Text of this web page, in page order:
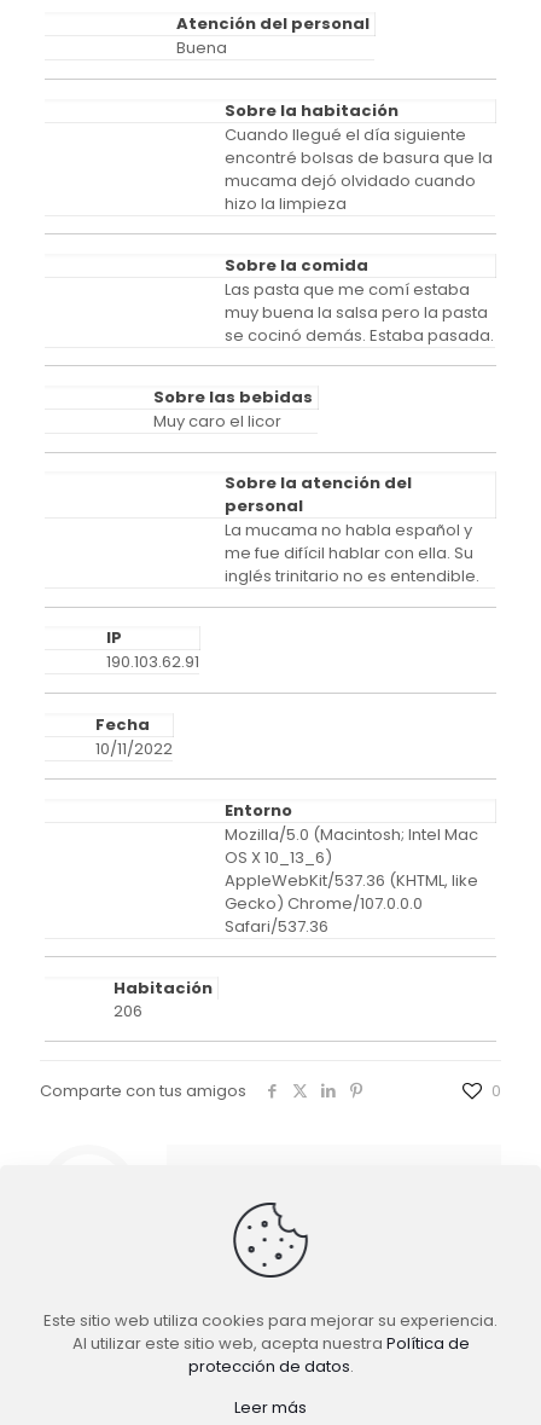
Atención del personal
Buena
Sobre la habitación
Cuando llegué el día siguiente
encontré bolsas de basura que la
mucama dejó olvidado cuando
hizo la limpieza
Sobre la comida
Las pasta que me comí estaba
muy buena la salsa pero la pasta
se cocinó demás. Estaba pasada.
Sobre las bebidas
Muy caro el licor
Sobre la atención del
personal
La mucama no habla español y
me fue difícil hablar con ella. Su
inglés trinitario no es entendible.
IP
190.103.62.91
Fecha
10/11/2022
Entorno
Mozilla/5.0 (Macintosh; Intel Mac
OS X 10_13_6)
AppleWebKit/537.36 (KHTML, like
Gecko) Chrome/107.0.0.0
Safari/537.36
Habitación
206
Comparte con tus amigos 0
TuFeedback.com es un producto de
Este sitio web utiliza cookies para mejorar su experiencia.
Al utilizar este sitio web, acepta nuestra Política de
protección de datos.
Leer más